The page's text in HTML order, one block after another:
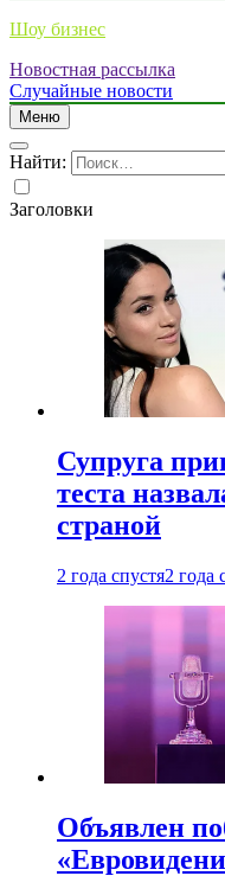
Шоу бизнес
Новостная рассылка
Случайные новости
Меню
Найти:
Заголовки
Супруга
теста
страной
2 года спустя2 года
Объявлен